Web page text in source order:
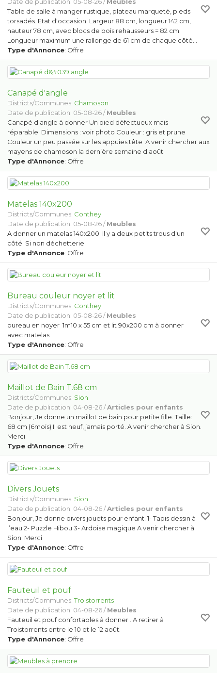
Table de salle à manger rustique, plateau marqueté, pieds
torsadés. Etat d'occasion. Largeur 88 cm, longueur 142 cm,
hauteur 78 cm, avec blocs de bois rehausseurs = 82 cm.
Longueur maximum une rallonge de 61 cm de chaque côté…
Type d'Annonce: Offre
Canapé d'angle
Districts/Communes: Chamoson
Date de publication: 05-08-26 /Meubles
Canapé d angle à donner Un pied défectueux mais
réparable. Dimensions : voir photo Couleur : gris et prune
Couleur un peu passée sur les appuies tête A venir chercher aux
mayens de chamoson la dernière semaine d août.
Type d'Annonce: Offre
Matelas 140x200
Districts/Communes: Conthey
Date de publication: 05-08-26 /Meubles
A donner un matelas 140x200 Il y a deux petits trous d'un
côté Si non déchetterie
Type d'Annonce: Offre
Bureau couleur noyer et lit
Districts/Communes: Conthey
Date de publication: 05-08-26 /Meubles
bureau en noyer 1m10 x 55 cm et lit 90x200 cm à donner
avec matelas
Type d'Annonce: Offre
Maillot de Bain T.68 cm
Districts/Communes: Sion
Date de publication: 04-08-26 /Articles pour enfants
Bonjour, Je donne un maillot de bain pour petite fille. Taille:
68 cm (6mois) Il est neuf, jamais porté. A venir chercher à Sion.
Merci
Type d'Annonce: Offre
Divers Jouets
Districts/Communes: Sion
Date de publication: 04-08-26 /Articles pour enfants
Bonjour, Je donne divers jouets pour enfant. 1- Tapis dessin à
l’eau 2- Puzzle Hibou 3- Ardoise magique A venir chercher à
Sion. Merci
Type d'Annonce: Offre
Fauteuil et pouf
Districts/Communes:Troistorrents
Date de publication: 04-08-26 /Meubles
Fauteuil et pouf confortables à donner . A retirer à
Troistorrents entre le 10 et le 12 août.
Type d'Annonce: Offre